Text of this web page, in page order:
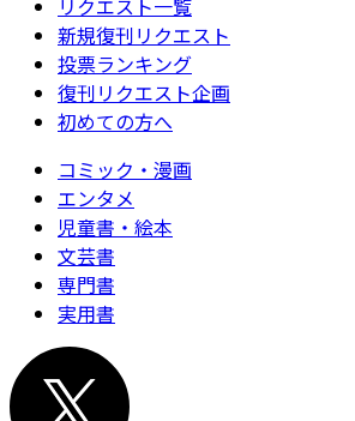
リクエスト一覧
新規復刊リクエスト
投票ランキング
復刊リクエスト企画
初めての方へ
コミック・漫画
エンタメ
児童書・絵本
文芸書
専門書
実用書